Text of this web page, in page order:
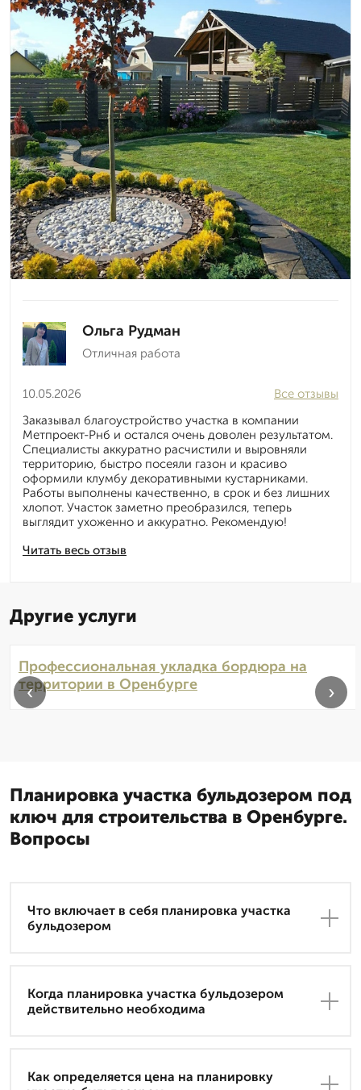
Ольга Рудман
Отличная работа
10.05.2026
Читать весь отзыв
Все отзывы
Заказывал благоустройство участка в компании
Метпроект-Рнб и остался очень доволен результатом.
Специалисты аккуратно расчистили и выровняли
территорию, быстро посеяли газон и красиво
оформили клумбу декоративными кустарниками.
Работы выполнены качественно, в срок и без лишних
хлопот. Участок заметно преобразился, теперь
выглядит ухоженно и аккуратно. Рекомендую!
Другие услуги
Профессиональная укладка бордюра на
территории в Оренбурге
‹ ›
Планировка участка бульдозером под
ключ для строительства в Оренбурге.
Вопросы
Что включает в себя планировка участка
бульдозером
Когда планировка участка бульдозером
действительно необходима
Как определяется цена на планировку